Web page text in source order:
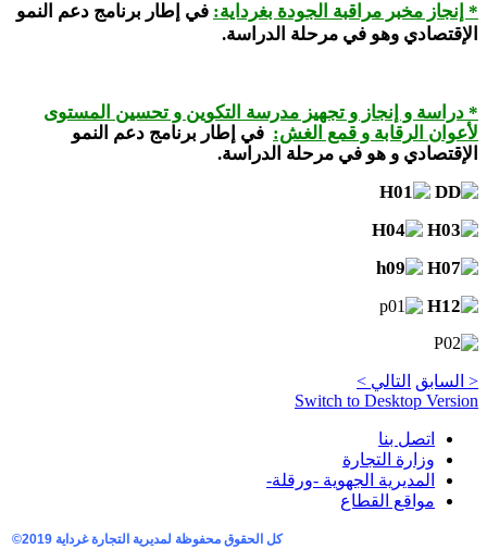
* إنجاز مخبر مراقبة الجودة بغرداية: في إطار برنامج دعم النمو
الإقتصادي وهو في مرحلة الدراسة.
* دراسة و إنجاز و تجهيز مدرسة التكوين و تحسين المستوى
لأعوان الرقابة و قمع الغش: في إطار برنامج دعم النمو
الإقتصادي و هو في مرحلة الدراسة.
< السابق التالي >
Switch to Desktop Version
اتصل بنا
وزارة التجارة
المديرية الجهوية -ورقلة-
مواقع القطاع
كل الحقوق محفوظة لمديرية التجارة غرداية 2019©